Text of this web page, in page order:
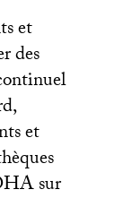
et
des
et
sur